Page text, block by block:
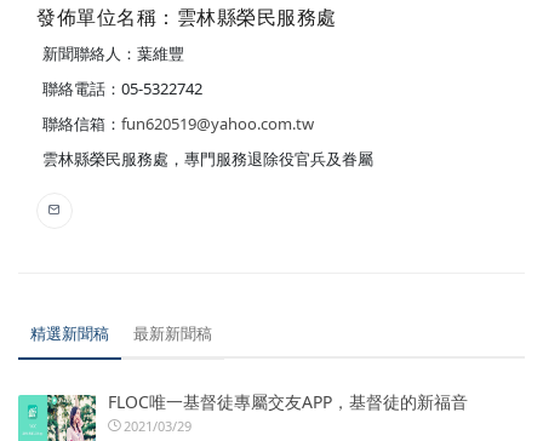
發佈單位名稱：雲林縣榮民服務處
新聞聯絡人：葉維豐
聯絡電話：05-5322742
聯絡信箱： fun620519@yahoo.com.tw
雲林縣榮民服務處，專門服務退除役官兵及眷屬
精選新聞稿 最新新聞稿
FLOC唯一基督徒專屬交友APP，基督徒的新福音
2021/03/29